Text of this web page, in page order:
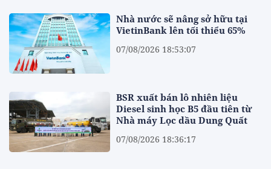
Nhà nước sẽ nâng sở hữu tại
VietinBank lên tối thiểu 65%
07/08/2026 18:53:07
BSR xuất bán lô nhiên liệu
Diesel sinh học B5 đầu tiên từ
Nhà máy Lọc dầu Dung Quất
07/08/2026 18:36:17